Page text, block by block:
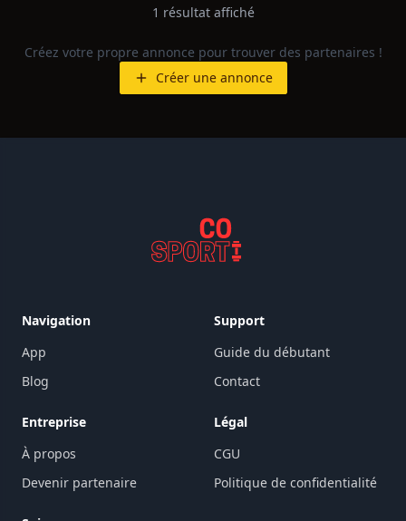
1 résultataffiché
Créez votre propre annonce pour trouver des partenaires !
Créer une annonce
Navigation
App
Blog
Support
Guide du débutant
Contact
Entreprise
À propos
Devenir partenaire
Légal
CGU
Politique de confidentialité